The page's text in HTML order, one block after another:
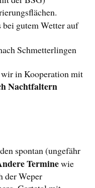
bei gutem Wetter auf
Schmetterlingen
in Kooperation mit
Nachtfaltern
spontan (ungefähr
Terminewie
der Weper